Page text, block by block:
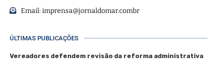
Email:imprensa@jornaldomar.combr
ÚLTIMAS PUBLICAÇÕES
Vereadores defendem revisão da reforma administrativa